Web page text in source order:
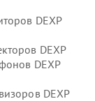
DEXP
DEXP
DEXP
DEXP